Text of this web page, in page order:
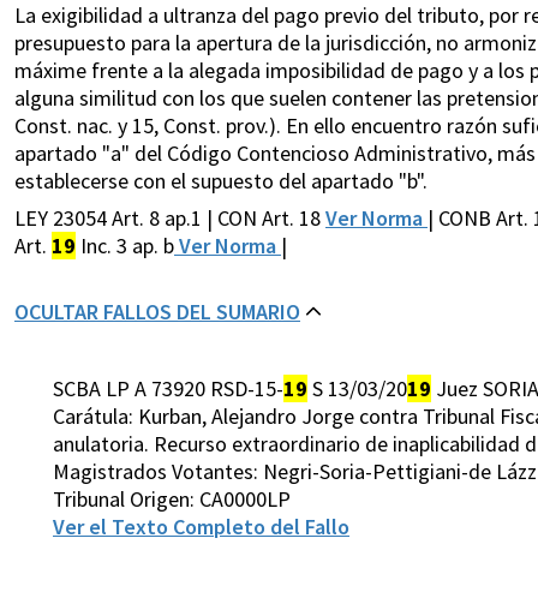
La exigibilidad a ultranza del pago previo del tributo, por
presupuesto para la apertura de la jurisdicción, no
máxime frente a la alegada imposibilidad de pago y a
alguna similitud con los que suelen contener las
Const. nac. y 15, Const. prov.). En ello encuentro razón
apartado "a" del Código Contencioso Administrativo,
establecerse con el supuesto del apartado "b".
LEY 23054 Art. 8 ap.1 | CON Art. 18Ver Norma | CONB Art.
Art. 19 Inc. 3 ap. bVer Norma |
OCULTAR FALLOS DEL SUMARIO
SCBA LP A 73920 RSD-15-19 S 13/03/2019 Juez
Carátula: Kurban, Alejandro Jorge contra Tribunal
anulatoria. Recurso extraordinario de inaplicabilidad
Magistrados Votantes: Negri-Soria-Pettigiani-de
Tribunal Origen: CA0000LP
Ver el Texto Completo del Fallo